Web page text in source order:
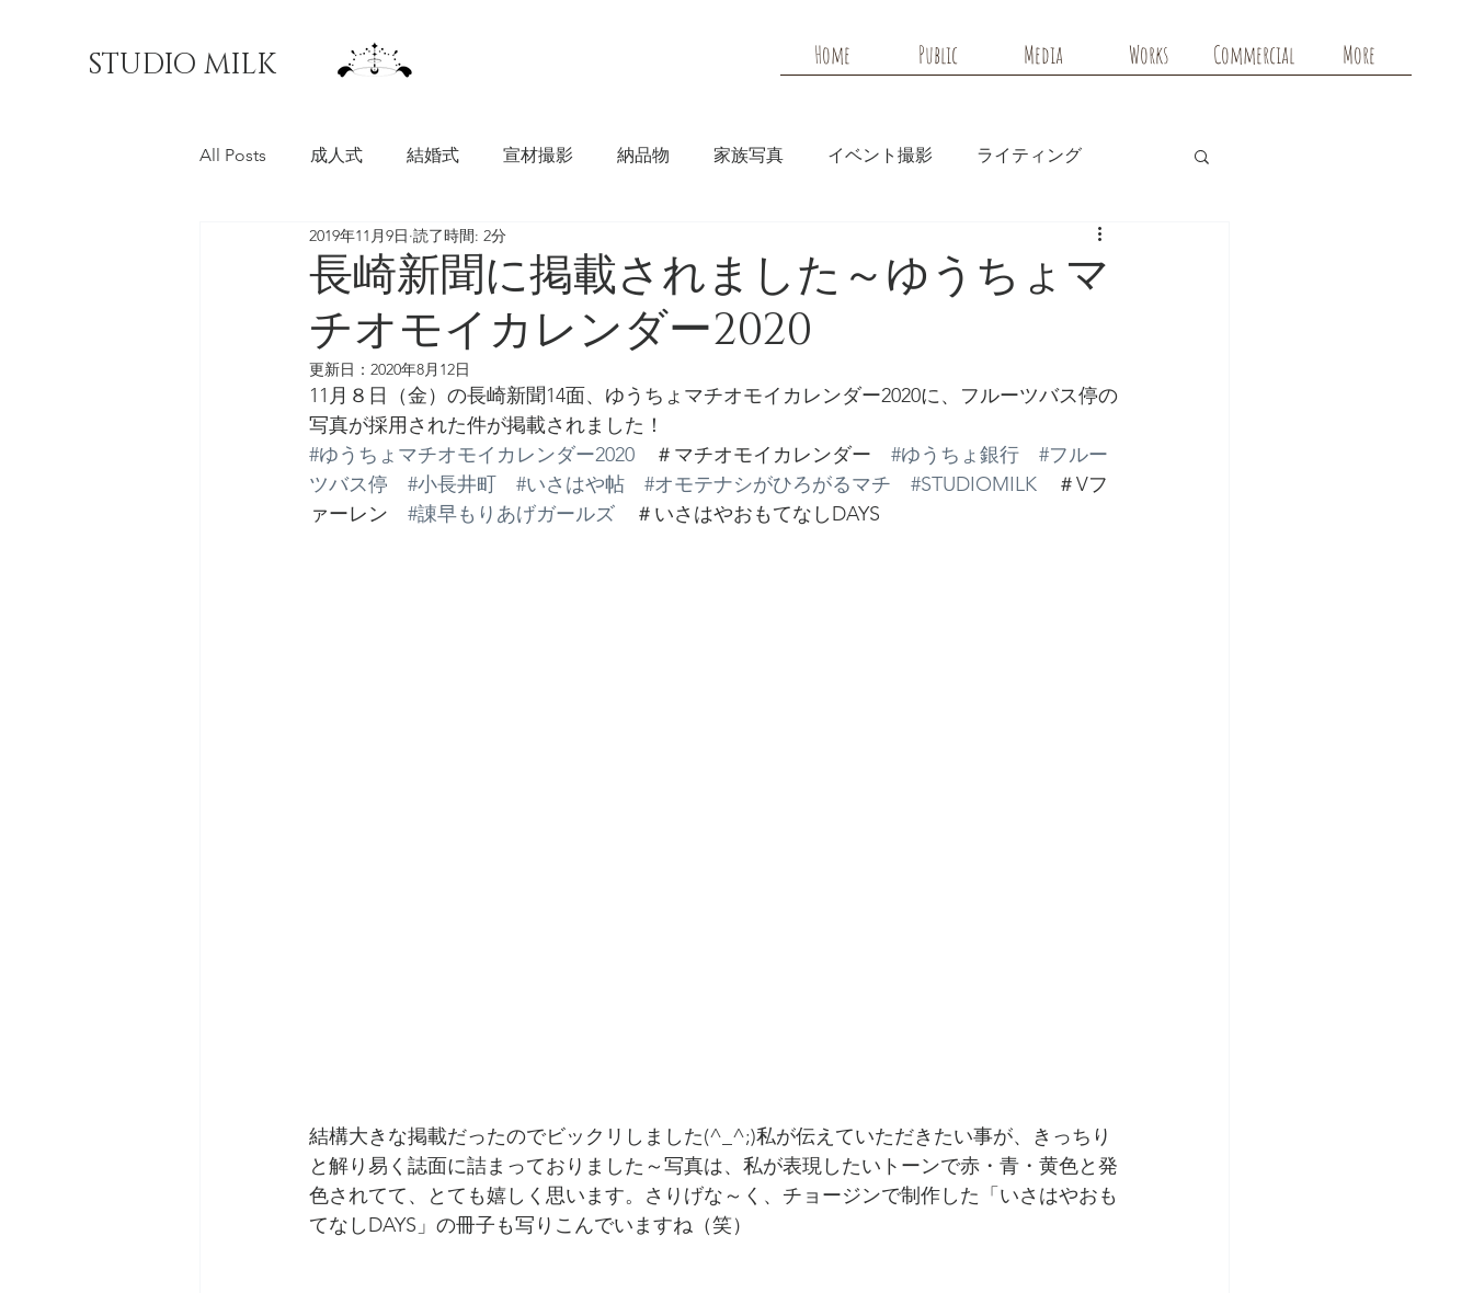
STUDIO MILK Home Public Media Works Commercial More
All Posts 成人式 結婚式 宣材撮影 納品物 家族写真 イベント撮影 ライティング
料理写真 マチオモイ帖
長崎新聞に掲載されました～ゆうちょマ
チオモイカレンダー2020
2019年11月9日 読了時間: 2分
更新日： 2020年8月12日
11月８日（金）の長崎新聞14面、ゆうちょマチオモイカレンダー2020に、フルーツバス停の
写真が採用された件が掲載されました！
#ゆうちょマチオモイカレンダー2020 ＃マチオモイカレンダー #ゆうちょ銀行
#フルー
ツバス停
#小長井町 #いさはや帖 #オモテナシがひろがるマチ #STUDIOMILK ＃Vフ
ァーレン #諌早もりあげガールズ ＃いさはやおもてなしDAYS
結構大きな掲載だったのでビックリしました(^_^;)私が伝えていただきたい事が、きっちり
と解り易く誌面に詰まっておりました～写真は、私が表現したいトーンで赤・青・黄色と発
色されてて、とても嬉しく思います。さりげな～く、チョージンで制作した「いさはやおも
てなしDAYS」の冊子も写りこんでいますね（笑）